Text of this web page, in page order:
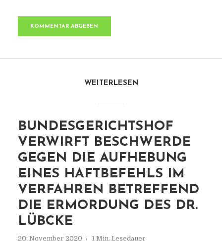
WEITERLESEN
BUNDESGERICHTSHOF
VERWIRFT BESCHWERDE
GEGEN DIE AUFHEBUNG
EINES HAFTBEFEHLS IM
VERFAHREN BETREFFEND
DIE ERMORDUNG DES DR.
LÜBCKE
20. November 2020 1 Min. Lesedauer